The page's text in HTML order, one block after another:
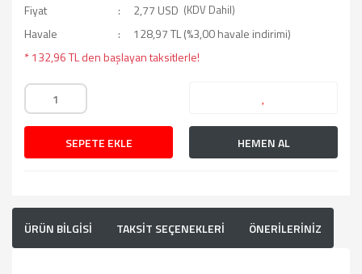
Fiyat
2,77 USD (KDV Dahil)
Havale
128,97 TL (%3,00 havale indirimi)
* 132,96 TL den başlayan taksitlerle!
SEPETE EKLE HEMEN AL
ÜRÜN BİLGİSİ TAKSİT SEÇENEKLERİ ÖNERİLERİNİZ